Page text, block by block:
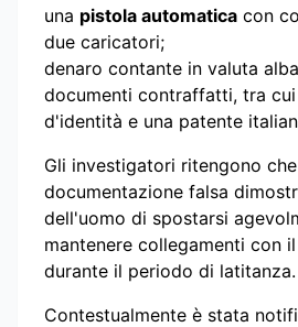
una pistola automatica con
due caricatori;
denaro contante in valuta
documenti contraffatti, tra
d'identità e una patente
Gli investigatori ritengono
documentazione falsa
dell'uomo di spostarsi
mantenere collegamenti con
durante il periodo di latitanza.
Contestualmente è stata